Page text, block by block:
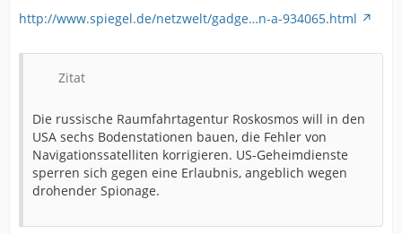
http://www.spiegel.de/netzwelt/gadge…n-a-934065.html
Zitat
Die russische Raumfahrtagentur Roskosmos will in den
USA sechs Bodenstationen bauen, die Fehler von
Navigationssatelliten korrigieren. US-Geheimdienste
sperren sich gegen eine Erlaubnis, angeblich wegen
drohender Spionage.